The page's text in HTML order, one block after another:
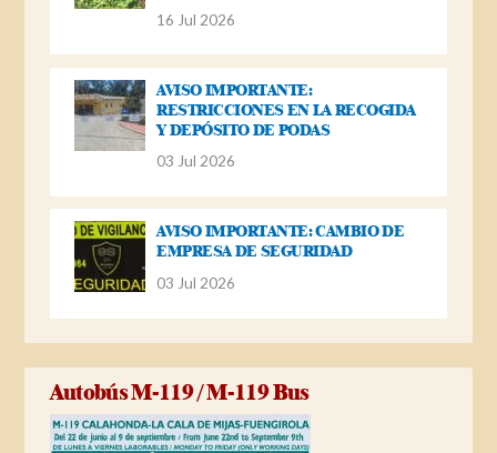
16 Jul 2026
AVISO IMPORTANTE:
RESTRICCIONES EN LA RECOGIDA
Y DEPÓSITO DE PODAS
03 Jul 2026
AVISO IMPORTANTE: CAMBIO DE
EMPRESA DE SEGURIDAD
03 Jul 2026
Autobús M-119 / M-119 Bus